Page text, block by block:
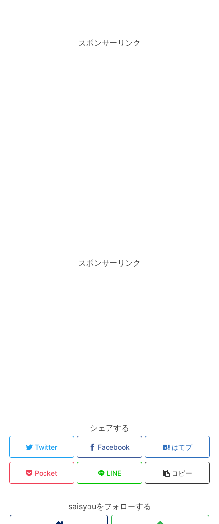
スポンサーリンク
スポンサーリンク
シェアする
Twitter Facebook はてブ
Pocket LINE コピー
saisyouをフォローする